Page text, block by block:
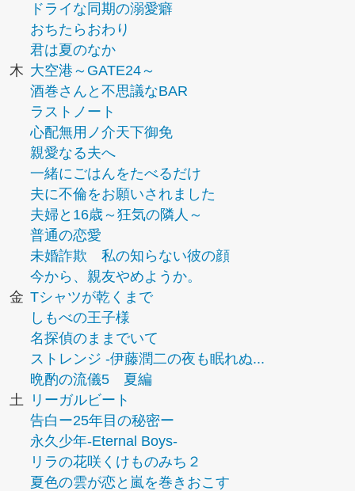
ドライな同期の溺愛癖
おちたらおわり
君は夏のなか
木 大空港～GATE24～
酒巻さんと不思議なBAR
ラストノート
心配無用ノ介天下御免
親愛なる夫へ
一緒にごはんをたべるだけ
夫に不倫をお願いされました
夫婦と16歳～狂気の隣人～
普通の恋愛
未婚詐欺 私の知らない彼の顔
今から、親友やめようか。
金 Tシャツが乾くまで
しもべの王子様
名探偵のままでいて
ストレンジ -伊藤潤二の夜も眠れぬ...
晩酌の流儀5 夏編
土
リーガルビート
告白ー25年目の秘密ー
永久少年-Eternal Boys-
リラの花咲くけものみち２
夏色の雲が恋と嵐を巻きおこす